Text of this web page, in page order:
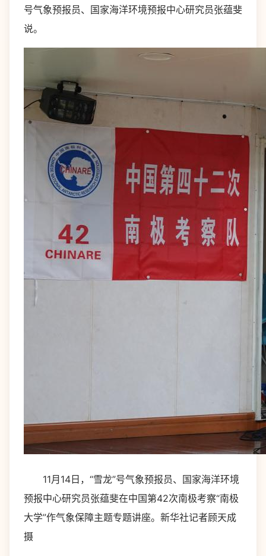
号气象预报员、国家海洋环境预报中心研究员张蕴斐
说。
11月14日，“雪龙”号气象预报员、国家海洋环境
预报中心研究员张蕴斐在中国第42次南极考察“南极
大学”作气象保障主题专题讲座。新华社记者顾天成
摄